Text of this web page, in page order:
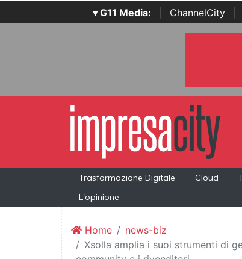
▾ G11 Media: ChannelCity
Trasformazione Digitale Cloud
L'opinione
Home
news-biz
Xsolla amplia i suoi strumenti di